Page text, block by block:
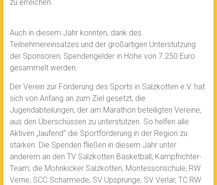
zu erreichen.
Auch in diesem Jahr konnten, dank des
Teilnehmereinsatzes und der großartigen Unterstützung
der Sponsoren, Spendengelder in Höhe von 7.250 Euro
gesammelt werden.
Der Verein zur Förderung des Sports in Salzkotten e.V. hat
sich von Anfang an zum Ziel gesetzt, die
Jugendabteilungen, der am Marathon beteiligten Vereine,
aus den Überschüssen zu unterstützen. So helfen alle
Aktiven „laufend“ die Sportförderung in der Region zu
stärken. Die Spenden fließen in diesem Jahr unter
anderem an den TV Salzkotten Basketball, Kampfrichter-
Team, die Mohnkicker Salzkotten, Montessorischule, RW
Verne, SCC Scharmede, SV Upsprunge, SV Verlar, TC RW